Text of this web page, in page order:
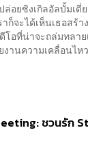
ล่อยซิงเกิลอัลบั้มเดี่
ก็จะได้เห็นเธอสร้า
โอที่น่าจะถล่มทลา
งานความเคลื่อนไห
ชวนรัก